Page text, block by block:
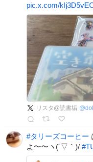
pic.x.com/
リスタ@読書垢 @
#タリーズコーヒー
よ〜〜ヽ(´▽｀)/ #